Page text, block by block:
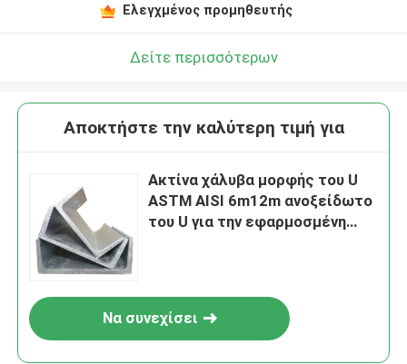
Ελεγχμένος προμηθευτής
Δείτε περισσότερων
Αποκτήστε την καλύτερη τιμή για
Ακτίνα χάλυβα μορφής του U
ASTM AISI 6m12m ανοξείδωτο
του U για την εφαρμοσμένη
Να συνεχίσει